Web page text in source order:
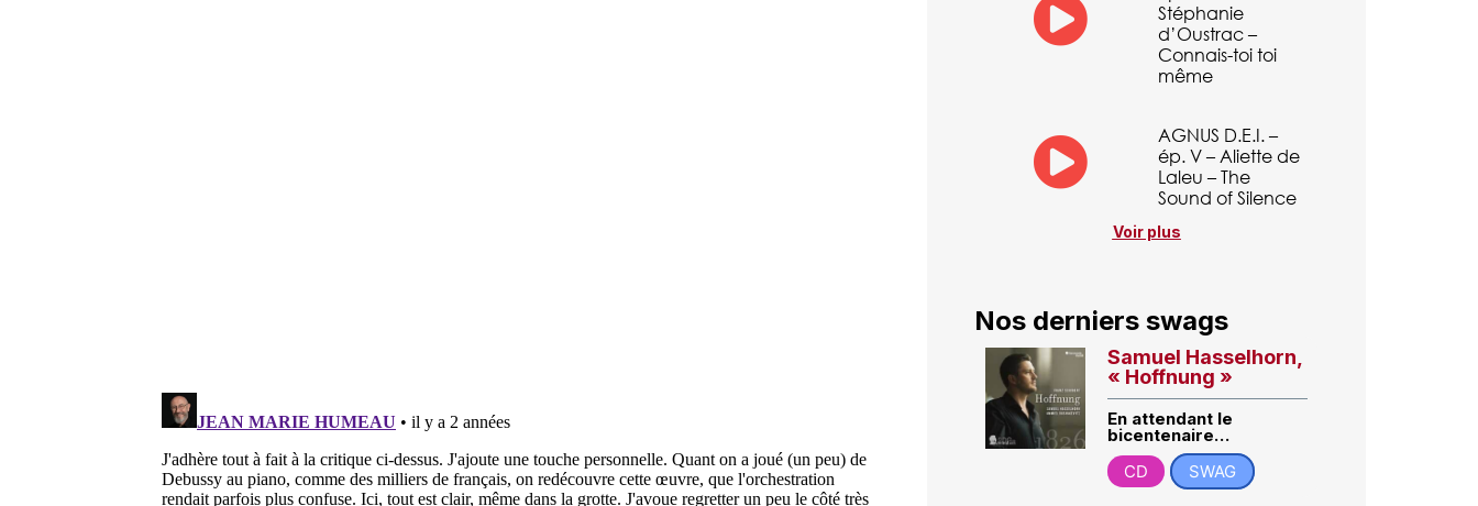
Stéphanie
d’Oustrac –
Connais-toi toi
même
AGNUS D.E.I. –
ép. V – Aliette de
Laleu – The
Sound of Silence
Voir plus
Nos derniers swags
Samuel Hasselhorn,
« Hoffnung »
En attendant le
bicentenaire…
CD
SWAG